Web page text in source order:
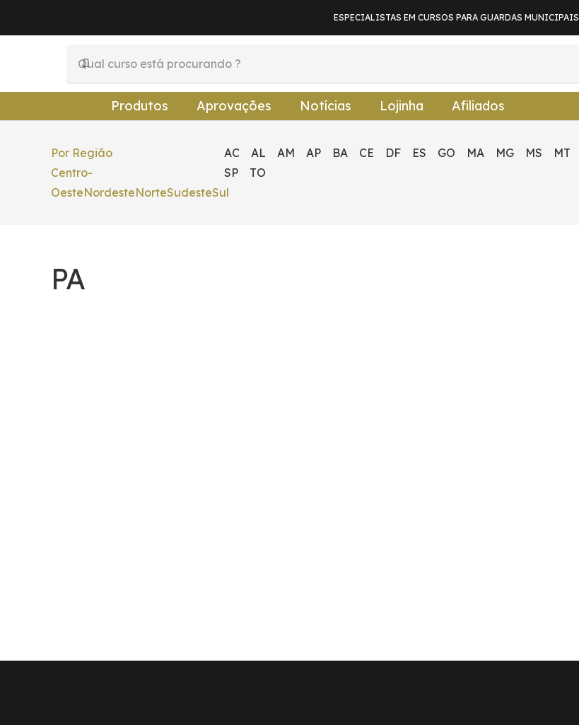
ESPECIALISTAS EM CURSOS PARA GUARDAS MUNICIPAIS
Produtos Aprovações Notícias Lojinha Afiliados
Por Região
Centro-
OesteNordesteNorteSudesteSul
AC AL AM AP BA CE DF ES GO MA MG MS MT
SP
TO
PA